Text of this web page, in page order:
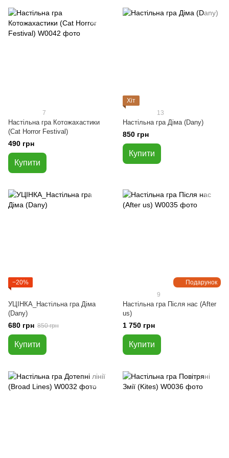
7
Настільна гра Котожахастики
(Cat Horror Festival)
490 грн
Купити
Хіт
13
Настільна гра Діма (Dany)
850 грн
Купити
−20%
УЦІНКА_Настільна гра Діма
(Dany)
680 грн 850 грн
Купити
Подарунок
9
Настільна гра Після нас (After
us)
1 750 грн
Купити